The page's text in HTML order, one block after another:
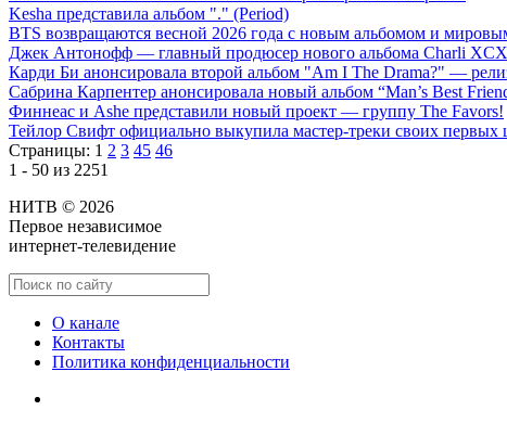
Kesha представила альбом "." (Period)
BTS возвращаются весной 2026 года с новым альбомом и
Джек Антонофф — главный продюсер нового альбома Charli XCX
Карди Би анонсировала второй альбом "Am I The Drama?" —
Сабрина Карпентер анонсировала новый альбом “Man’s Best
Финнеас и Ashe представили новый проект — группу The Favors!
Тейлор Свифт официально выкупила мастер-треки своих первых
Страницы: 1 2 3 45 46
1 - 50 из 2251
НИТВ © 2026
Первое независимое
интернет-телевидение
О канале
Контакты
Политика конфиденциальности